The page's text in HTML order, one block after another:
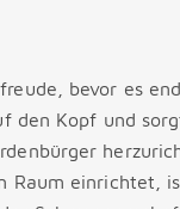
bevor es
den Kopf und
Raum einrichtet,